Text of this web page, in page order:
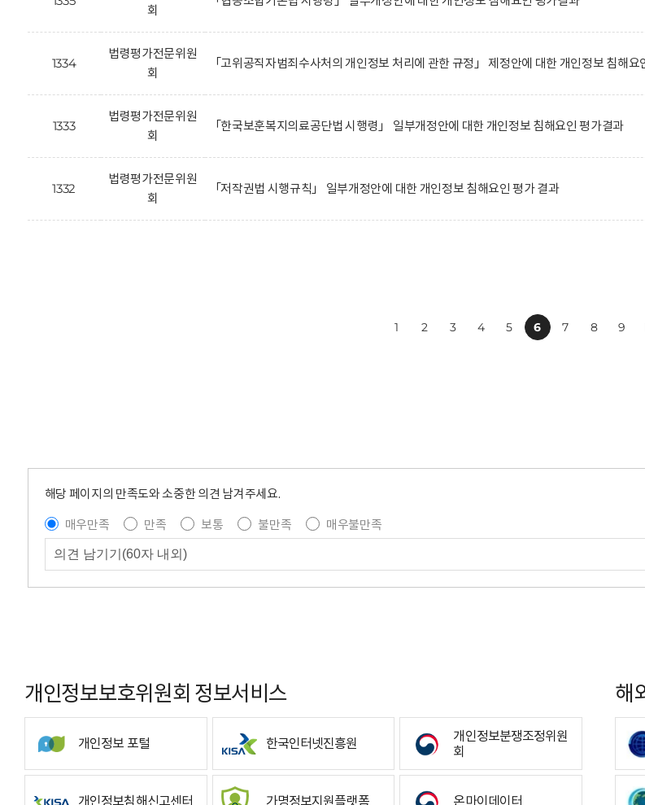
회
1334
법령평가전문위원
회
「고위공직자범죄수사처의 개인정보 처리에 관한 규정」 제정안에 대한 개인정보 침해요
1333
법령평가전문위원
회
「한국보훈복지의료공단법 시행령」 일부개정안에 대한 개인정보 침해요인 평가결과
1332
법령평가전문위원
회
「저작권법 시행규칙」 일부개정안에 대한 개인정보 침해요인 평가 결과
1 2 3 4 5 6 7 8 9
해당 페이지의 만족도와 소중한 의견 남겨주세요.
매우만족
만족 보통 불만족
매우불만족
개인정보보호위원회 정보서비스
개인정보 포털 한국인터넷진흥원
개인정보분쟁조정위원
회
개인정보침해신고센터 가명정보지원플랫폼 온마이데이터
해